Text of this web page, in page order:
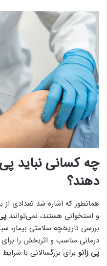
چه کسانی نباید پی
دهند؟
همانطور که اشاره شد تعدادی
و استخوانی هستند، نمی‌توانند
بررسی تاریخچه سلامتی
درمانی مناسب و اثربخش را
پی زانو برای بزرگسالانی با